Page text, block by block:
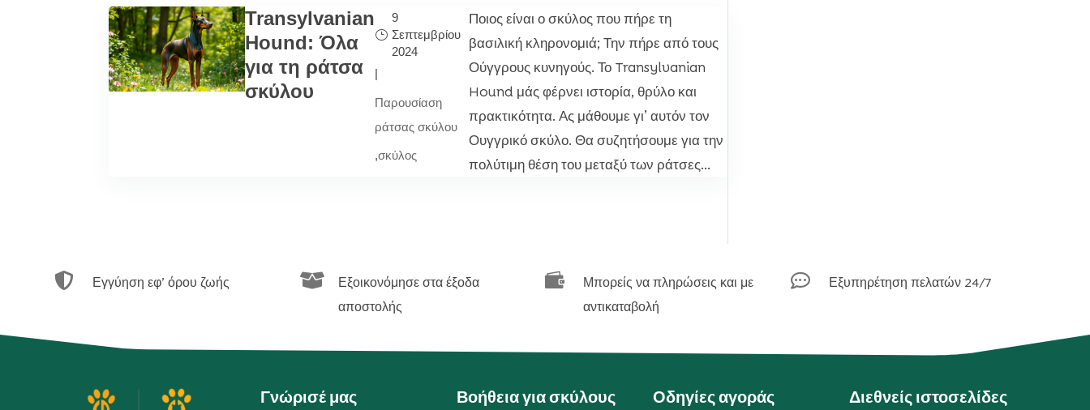
Transylvanian
Hound: Όλα
για τη ράτσα
σκύλου
9
Σεπτεμβρίου
2024
|
Παρουσίαση
ράτσας σκύλου
,σκύλος
Ποιος είναι ο σκύλος που πήρε τη
βασιλική κληρονομιά; Την πήρε από τους
Ούγγρους κυνηγούς. Το Transylvanian
Hound μάς φέρνει ιστορία, θρύλο και
πρακτικότητα. Ας μάθουμε γι’ αυτόν τον
Ουγγρικό σκύλο. Θα συζητήσουμε για την
πολύτιμη θέση του μεταξύ των ράτσες...
 Εγγύηση εφ’ όρου ζωής 
Εξοικονόμησε στα έξοδα
αποστολής

Μπορείς να πληρώσεις και με
αντικαταβολή
 Εξυπηρέτηση πελατών 24/7
Γνώρισέ μας
Βοήθεια για σκύλους
Οδηγίες αγοράς
Διεθνείς ιστοσελίδες